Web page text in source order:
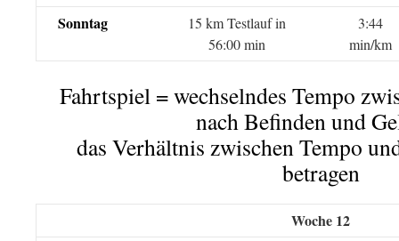
Sonntag
15 km Testlauf in
56:00 min
3:44
min/km
Fahrtspiel = wechselndes Tempo
nach Befinden und
das Verhältnis zwischen Tempo
betragen
Woche 12